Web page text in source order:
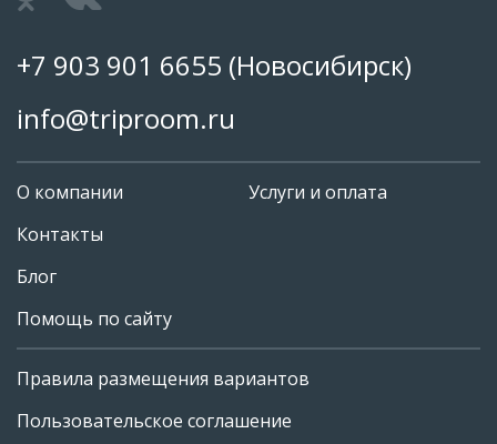
+7 903 901 6655
+7 903 901 6655 (Новосибирск)
info@triproom.ru
О компании
Контакты
Блог
Помощь по сайту
Услуги и оплата
Правила размещения вариантов
Пользовательское соглашение